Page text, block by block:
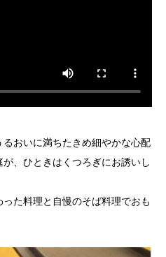
おいに満ちたきめ細やかな心配
、ひときはくつろぎにお誘いし
た料理と自慢のそば料理でおも